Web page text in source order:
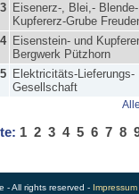
Eisenerz-, Blei,-
Kupfererz-Grube
Eisenstein- und
Bergwerk Pützhorn
Elektricitäts-Lieferungs-
Gesellschaft
1 2 3 4 5 6 7 8
- All rights reserved - Impressum